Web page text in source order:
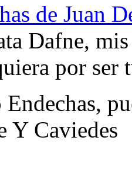
de Juan
Dafne,
por
Y Caviedes